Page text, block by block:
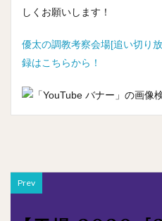
しくお願いします！
優太の調教考察会場[追い切り
録はこちらから！
Prev